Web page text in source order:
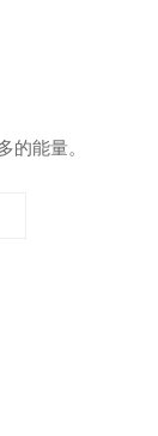
的能量。